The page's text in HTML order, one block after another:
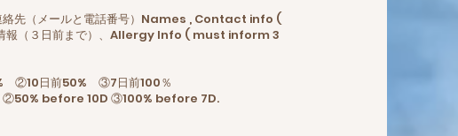
絡先（メールと電話番号）Names , Contact info (
（３日前まで）、Allergy Info ( must inform 3
②10日前50% ③7日前100％
10D ③100% before 7D.